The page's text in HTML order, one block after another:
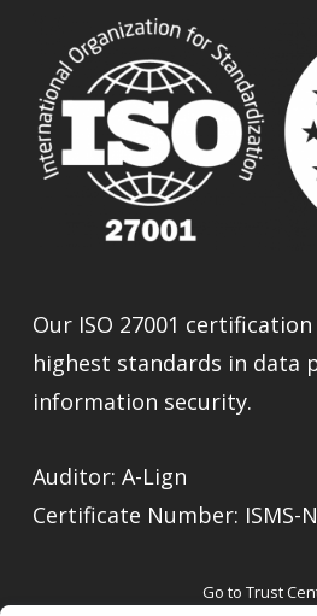
Our ISO 27001
highest standards in data
information security.
Auditor: A-Lign
Certificate Number: ISMS-
Go to Trust